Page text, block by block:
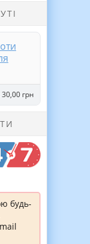
30,00 грн
будь-